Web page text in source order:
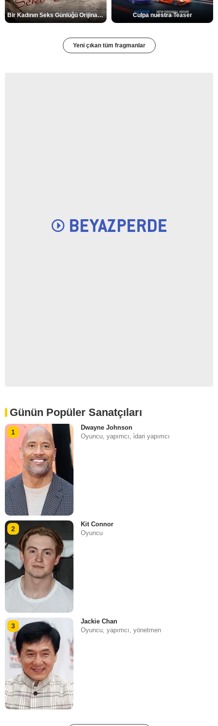
Bir Kadının Seks Günlüğü Orijinal Fragman Culpa nuestra Teaser
Yeni çıkan tüm fragmanlar
Günün Popüler Sanatçıları
1
Dwayne Johnson
Oyuncu, yapımcı, i̇dari yapımcı
2
Kit Connor
Oyuncu
3
Jackie Chan
Oyuncu, yapımcı, yönetmen